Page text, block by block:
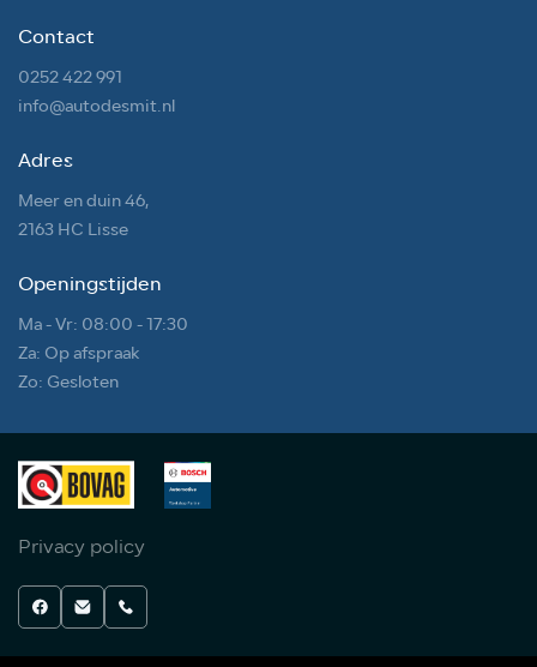
Contact
0252 422 991
info@autodesmit.nl
Adres
Meer en duin 46,
2163 HC Lisse
Openingstijden
Ma - Vr: 08:00 - 17:30
Za: Op afspraak
Zo: Gesloten
Privacy policy